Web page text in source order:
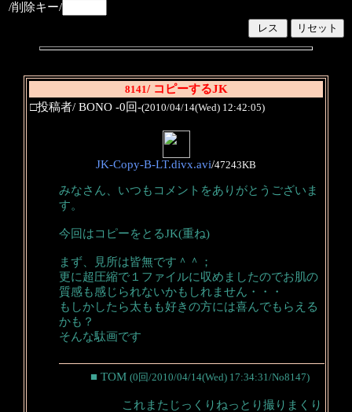
/削除キー/
8141/ コピーするJK
□投稿者/ BONO -0回-(2010/04/14(Wed) 12:42:05)
JK-Copy-B-LT.divx.avi/47243KB
みなさん、いつもコメントをありがとうございま
す。
今回はコピーをとるJK(重ね)
まず、見所は皆無です＾＾；
更に超圧縮で１ファイルに収めましたのでお肌の
質感も感じられないかもしれません・・・
もしかしたら太もも好きの方には喜んでもらえる
かも？
そんな駄画です
■ TOM (0回/2010/04/14(Wed) 17:34:31/No8147)
これまたじっくりねっとり撮りまくり